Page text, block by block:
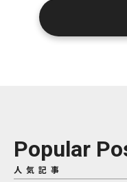
Popular
人気記事